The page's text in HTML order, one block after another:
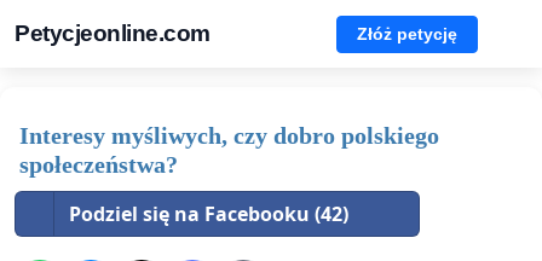
Petycjeonline.com Złóż petycję
Interesy myśliwych, czy dobro polskiego
społeczeństwa?
Podziel się na Facebooku (42)